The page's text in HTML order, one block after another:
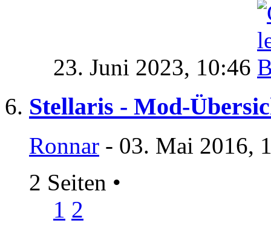
23. Juni 2023, 10:46
Stellaris - Mod-
Ronnar - 03. Mai 2016,
2 Seiten •
1 2